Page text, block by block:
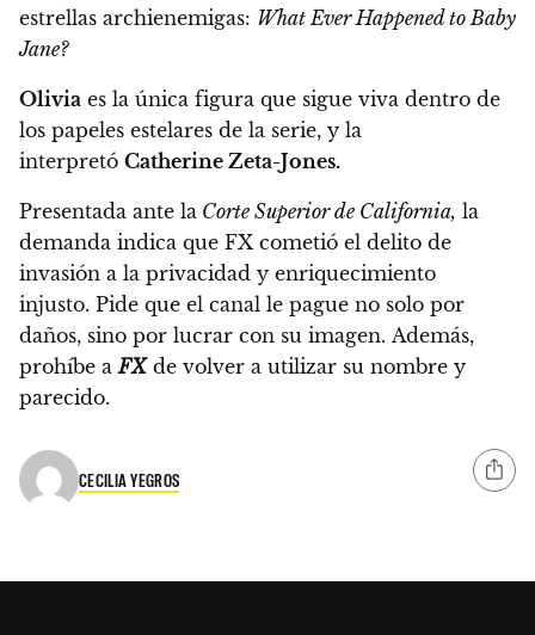
estrellas archienemigas: What Ever Happened to Baby
Jane?
Olivia es la única figura que sigue viva dentro de
los papeles estelares de la serie, y la
interpretó Catherine Zeta-Jones.
Presentada ante la Corte Superior de California, la
demanda indica que FX cometió el delito de
invasión a la privacidad y enriquecimiento
injusto. Pide que el canal le pague no solo por
daños, sino por lucrar con su imagen. Además,
prohíbe aFXde volver a utilizar su nombre y
parecido.
CECILIA YEGROS